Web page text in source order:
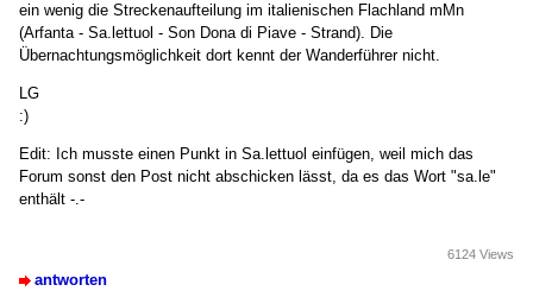
ein wenig die Streckenaufteilung im italienischen Flachland mMn
(Arfanta - Sa.lettuol - Son Dona di Piave - Strand). Die
Übernachtungsmöglichkeit dort kennt der Wanderführer nicht.
LG
:)
Edit: Ich musste einen Punkt in Sa.lettuol einfügen, weil mich das
Forum sonst den Post nicht abschicken lässt, da es das Wort "sa.le"
enthält -.-
antworten
6124 Views